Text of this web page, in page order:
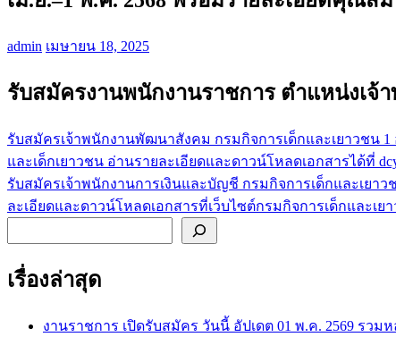
admin เมษายน 18, 2025
รับสมัครงานพนักงานราชการ ตำแหน่งเจ้
แนะแนว
เรื่อง
รับสมัครเจ้าพนักงานพัฒนาสังคม กรมกิจการเด็กและเยาวชน 1
และเด็กเยาวชน อ่านรายละเอียดและดาวน์โหลดเอกสารได้ที่
รับสมัครเจ้าพนักงานการเงินและบัญชี กรมกิจการเด็กและเยา
ละเอียดและดาวน์โหลดเอกสารที่เว็บไซต์กรมกิจการเด็กและเย
เรื่องล่าสุด
งานราชการ เปิดรับสมัคร วันนี้ อัปเดต 01 พ.ค. 2569 รวม